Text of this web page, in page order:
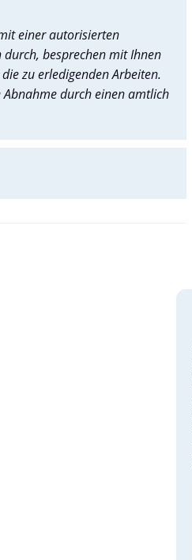
einer autorisierten
besprechen mit Ihnen
zu erledigenden Arbeiten.
durch einen amtlich